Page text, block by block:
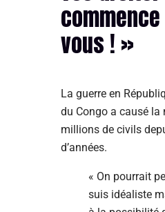
vous ! »
La guerre en
du Congo a causé la
millions de civils
d’années.
« On pourrait
suis idéaliste